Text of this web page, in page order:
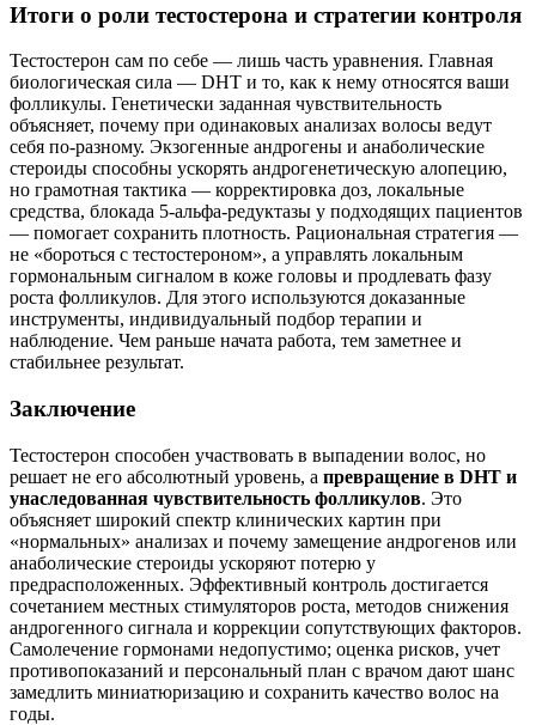
Итоги о роли тестостерона и стратегии контроля
Тестостерон сам по себе — лишь часть уравнения. Главная
биологическая сила — DHT и то, как к нему относятся ваши
фолликулы. Генетически заданная чувствительность
объясняет, почему при одинаковых анализах волосы ведут
себя по‑разному. Экзогенные андрогены и анаболические
стероиды способны ускорять андрогенетическую алопецию,
но грамотная тактика — корректировка доз, локальные
средства, блокада 5‑альфа‑редуктазы у подходящих пациентов
— помогает сохранить плотность. Рациональная стратегия —
не «бороться с тестостероном», а управлять локальным
гормональным сигналом в коже головы и продлевать фазу
роста фолликулов. Для этого используются доказанные
инструменты, индивидуальный подбор терапии и
наблюдение. Чем раньше начата работа, тем заметнее и
стабильнее результат.
Заключение
Тестостерон способен участвовать в выпадении волос, но
решает не его абсолютный уровень, а превращение в DHT и
унаследованная чувствительность фолликулов. Это
объясняет широкий спектр клинических картин при
«нормальных» анализах и почему замещение андрогенов или
анаболические стероиды ускоряют потерю у
предрасположенных. Эффективный контроль достигается
сочетанием местных стимуляторов роста, методов снижения
андрогенного сигнала и коррекции сопутствующих факторов.
Самолечение гормонами недопустимо; оценка рисков, учет
противопоказаний и персональный план с врачом дают шанс
замедлить миниатюризацию и сохранить качество волос на
годы.